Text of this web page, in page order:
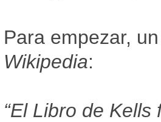
Para empezar,
Wikipedia:
“El Libro de